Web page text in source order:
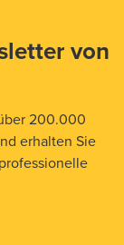
von
200.000
erhalten Sie